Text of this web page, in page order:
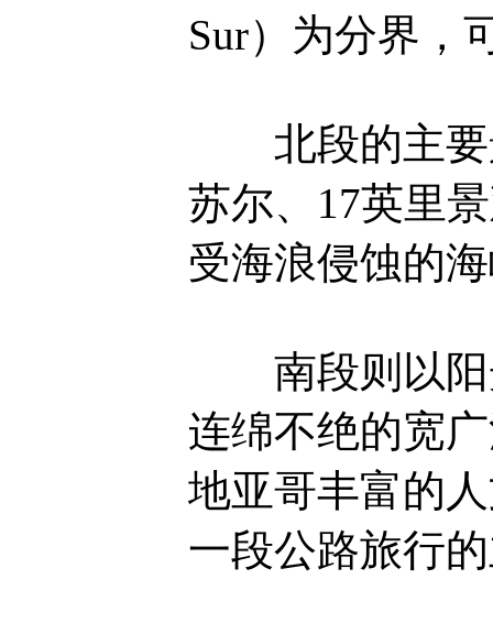
Sur）为分界，
北段的主要
苏尔、17英里
受海浪侵蚀的
南段则以阳
连绵不绝的宽
地亚哥丰富的
一段公路旅行